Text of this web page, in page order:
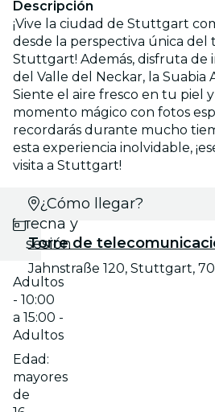
Descripción
¡Vive la ciudad de Stuttgart
desde la perspectiva única del
Stuttgart! Además, disfruta de
del Valle del Neckar, la Suabia
Siente el aire fresco en tu piel
momento mágico con fotos
recordarás durante mucho
esta experiencia inolvidable,
visita a Stuttgart!
Selecciona
fecha y
sesión
Adultos
- 10:00
a 15:00 -
Adultos
Edad:
mayores
de
¿Cómo llegar?
Torre de
Jahnstraße 120, Stuttgart,